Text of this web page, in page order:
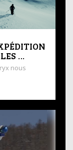
…
nous